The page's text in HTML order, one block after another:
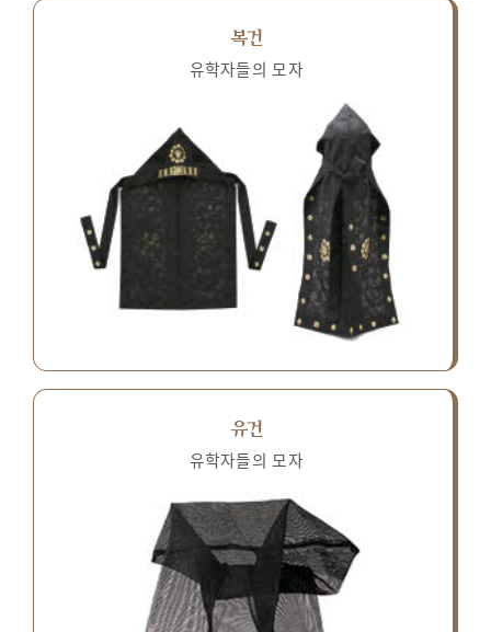
복건
유학자들의 모자
유건
유학자들의 모자